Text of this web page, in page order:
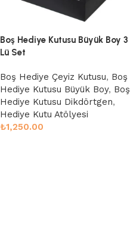
Boş Hediye Kutusu Büyük Boy 3
Lü Set
Boş Hediye Çeyiz Kutusu, Boş
Hediye Kutusu Büyük Boy, Boş
Hediye Kutusu Dikdörtgen,
Hediye Kutu Atölyesi
₺1,250.00